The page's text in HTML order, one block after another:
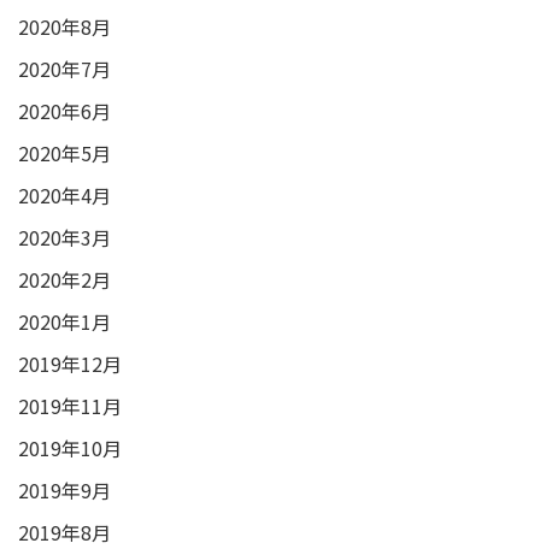
2020年8月
2020年7月
2020年6月
2020年5月
2020年4月
2020年3月
2020年2月
2020年1月
2019年12月
2019年11月
2019年10月
2019年9月
2019年8月